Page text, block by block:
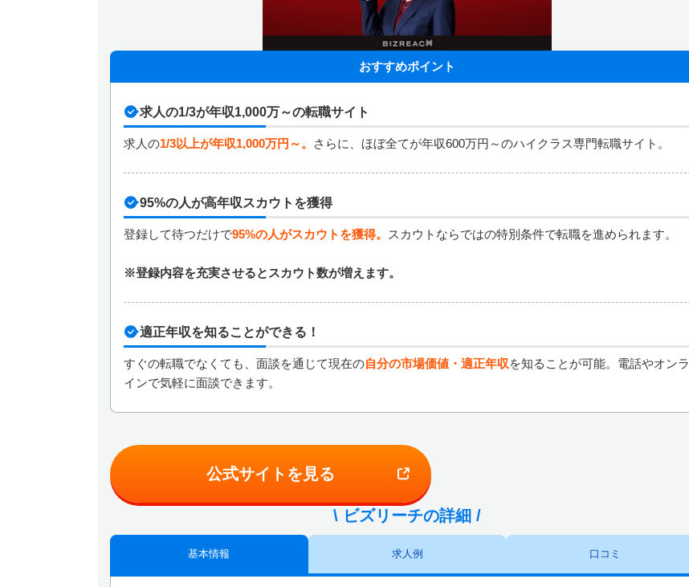
おすすめポイント
求人の1/3が年収1,000万～の転職サイト
求人の1/3以上が年収1,000万円～。 さらに、ほぼ全てが年収600万円～のハイクラス専門転職サイト。
95%の人が高年収スカウトを獲得
登録して待つだけで95%の人がスカウトを獲得。 スカウトならではの特別条件で転職を進められます。
※登録内容を充実させるとスカウト数が増えます。
適正年収を知ることができる！
すぐの転職でなくても、面談を通じて現在の自分の市場価値・適正年収を知ることが可能。電話やオンラ
インで気軽に面談できます。
公式サイトを見る
\ ビズリーチの詳細 /
基本情報 求人例 口コミ